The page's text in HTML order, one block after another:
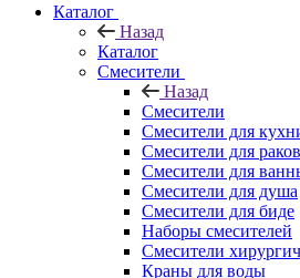
Каталог
Назад
Каталог
Смесители
Назад
Смесители
Смесители для
Смесители для
Смесители для
Смесители для душа
Смесители для биде
Наборы смесителей
Смесители
Краны для воды